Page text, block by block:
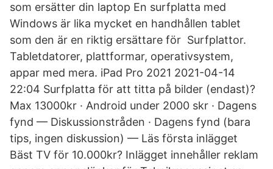
som ersätter din laptop En surfplatta med
Windows är lika mycket en handhållen tablet
som den är en riktig ersättare för Surfplattor.
Tabletdatorer, plattformar, operativsystem,
appar med mera. iPad Pro 2021 2021-04-14
22:04 Surfplatta för att titta på bilder (endast)?
Max 13000kr · Android under 2000 skr · Dagens
fynd — Diskussionstråden · Dagens fynd (bara
tips, ingen diskussion) — Läs första inlägget
Bäst TV för 10.000kr? Inlägget innehåller reklam